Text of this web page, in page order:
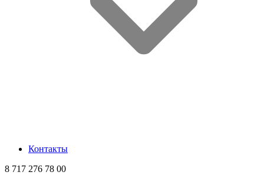
Контакты
8 717 276 78 00